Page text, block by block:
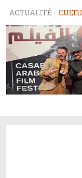
ACTUALITÉ